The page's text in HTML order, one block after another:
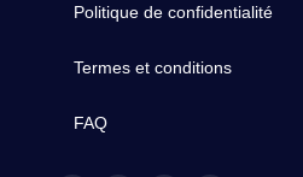
Politique de confidentialité
Termes et conditions
FAQ